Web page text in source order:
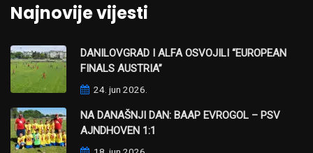
Najnovije vijesti
DANILOVGRAD I ALFA OSVOJILI “EUROPEAN
FINALS AUSTRIA”
24. jun 2026.
NA DANAŠNJI DAN: BAAP EVROGOL – PSV
AJNDHOVEN 1:1